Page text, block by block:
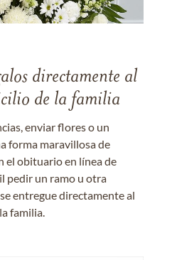
directamente al
de la familia
enviar flores o un
forma maravillosa de
el obituario en línea de
pedir un ramo u otra
entregue directamente al
familia.